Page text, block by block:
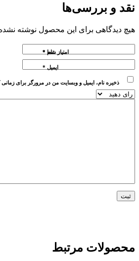
نقد و بررسی‌ها
هیچ دیدگاهی برای این محصول نوشته
نام *
ایمیل *
ذخیره نام، ایمیل و وبسایت من در مرورگر برای
امتیاز شما *
محصولات مرتبط